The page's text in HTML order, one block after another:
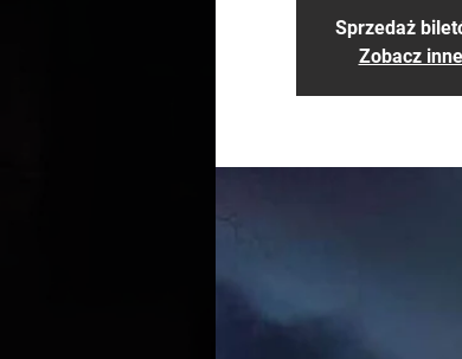
Sprzedaż
Zobacz